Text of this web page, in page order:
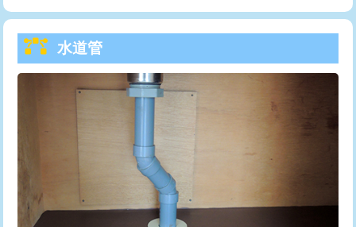
給水管工事※（ライニング鋼管・銅
管・ポリ管・HT管使用/3ｍまで)
給水管工事※（ライニング鋼管・銅
管・ポリ管・HT管使用/3ｍ超え)
排水管工事（土の掘削・埋め戻し作
11,000円~
排水管工事（排水管工事/3ｍまで） 55,000円
排水管工事（追加 排水管工事/3ｍ超
トーラー機使用/3mまで
追加トーラー機使用/3m超え
33,000円
8,800円
止水・漏水調査・防水処理・清掃・修
理・調整・分解・加工など（軽作業）
11,000円
水道管